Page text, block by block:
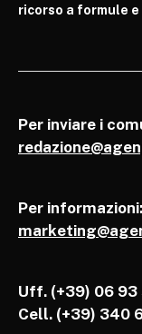
ricorso a formule
Per inviare i
Per informazioni:
Uff. (+39) 06
Cell. (+39) 340